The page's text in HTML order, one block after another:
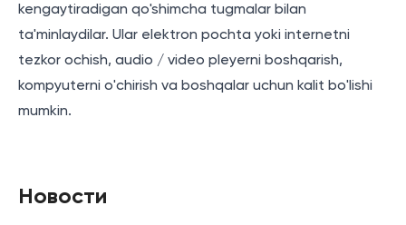
kengaytiradigan qo'shimcha tugmalar bilan
ta'minlaydilar. Ular elektron pochta yoki internetni
tezkor ochish, audio / video pleyerni boshqarish,
kompyuterni o'chirish va boshqalar uchun kalit bo'lishi
mumkin.
Новости